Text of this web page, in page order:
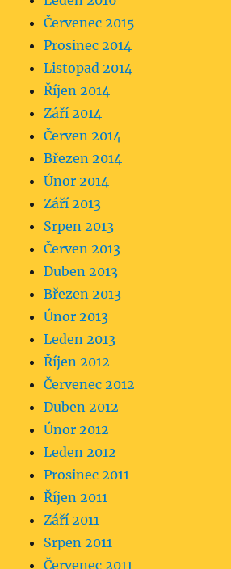
Červenec 2015
Prosinec 2014
Listopad 2014
Říjen 2014
Září 2014
Červen 2014
Březen 2014
Únor 2014
Září 2013
Srpen 2013
Červen 2013
Duben 2013
Březen 2013
Únor 2013
Leden 2013
Říjen 2012
Červenec 2012
Duben 2012
Únor 2012
Leden 2012
Prosinec 2011
Říjen 2011
Září 2011
Srpen 2011
Červenec 2011